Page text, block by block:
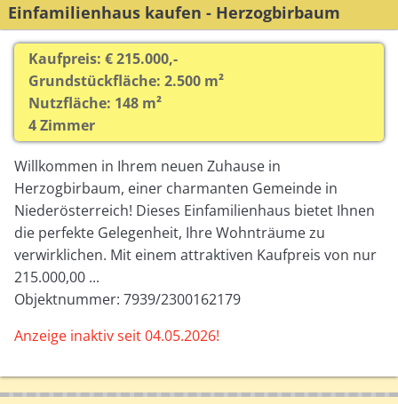
Einfamilienhaus kaufen - Herzogbirbaum
Kaufpreis: € 215.000,-
Grundstückfläche: 2.500 m²
Nutzfläche: 148 m²
4 Zimmer
Willkommen in Ihrem neuen Zuhause in
Herzogbirbaum, einer charmanten Gemeinde in
Niederösterreich! Dieses Einfamilienhaus bietet Ihnen
die perfekte Gelegenheit, Ihre Wohnträume zu
verwirklichen. Mit einem attraktiven Kaufpreis von nur
215.000,00 ...
Objektnummer: 7939/2300162179
Anzeige inaktiv seit 04.05.2026!